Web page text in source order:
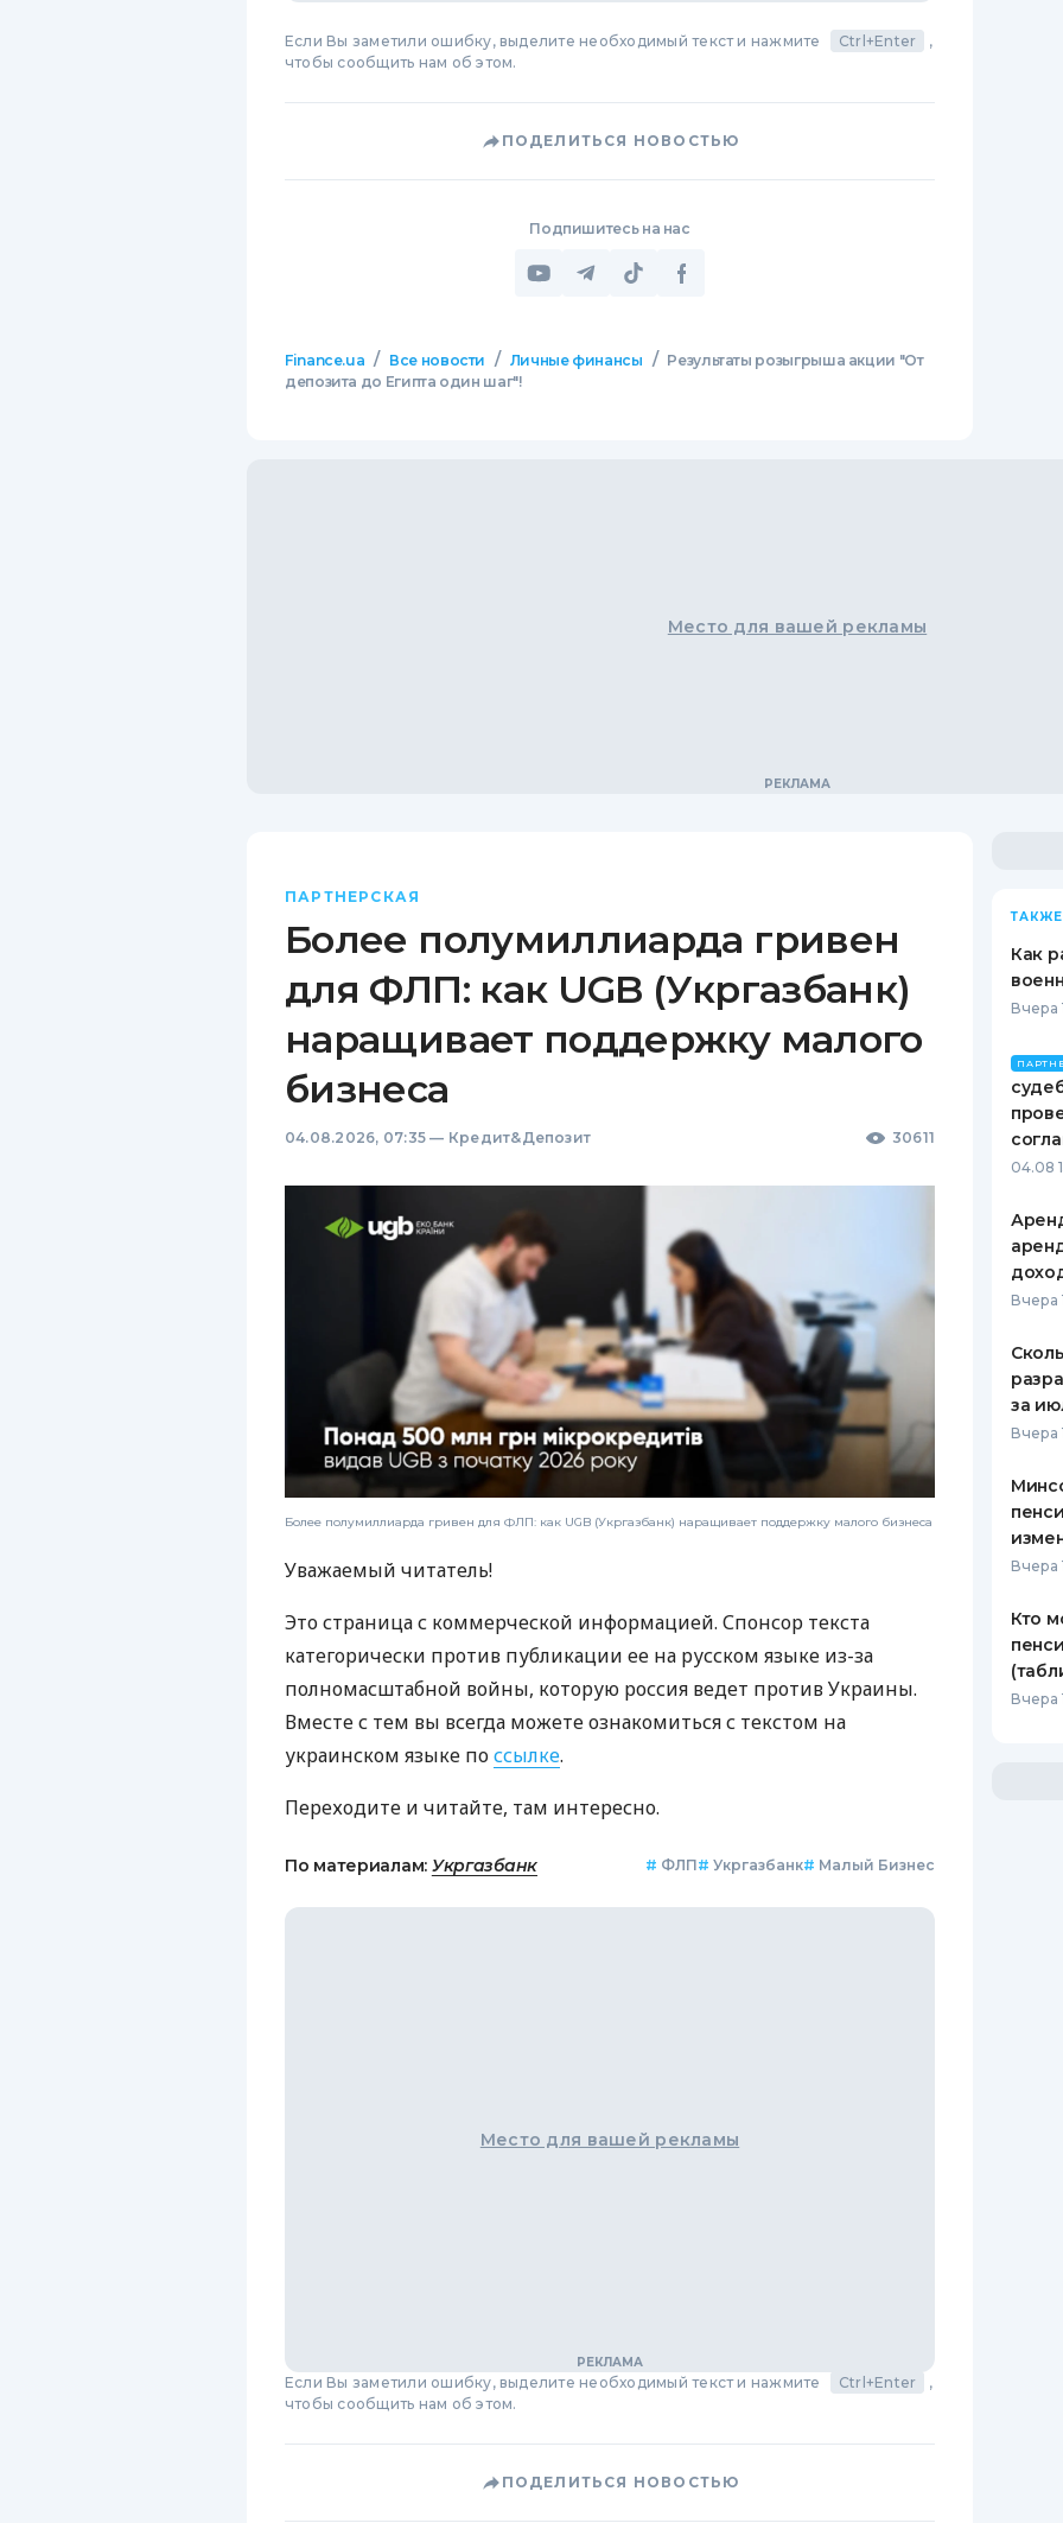
Если Вы заметили ошибку, выделите необходимый текст и нажмите Ctrl+Enter
,
чтобы сообщить нам об этом.
ПОДЕЛИТЬСЯ НОВОСТЬЮ
Подпишитесь на нас
Finance.ua / Все новости / Личные финансы / Результаты розыгрыша акции "От
депозита до Египта один шаг"!
Место для вашей рекламы
ПАРТНЕРСКАЯ
Более полумиллиарда гривен
для ФЛП: как UGB (Укргазбанк)
наращивает поддержку малого
бизнеса
04.08.2026, 07:35 — Кредит&Депозит 30611
Более полумиллиарда гривен для ФЛП: как UGB (Укргазбанк) наращивает поддержку малого бизнеса
Уважаемый читатель!
Это страница с коммерческой информацией. Спонсор текста
категорически против публикации ее на русском языке из-за
полномасштабной войны, которую россия ведет против Украины.
Вместе с тем вы всегда можете ознакомиться с текстом на
украинском языке поссылке.
Переходите и читайте, там интересно.
По материалам: Укргазбанк # ФЛП# Укргазбанк# Малый Бизнес
Место для вашей рекламы
Если Вы заметили ошибку, выделите необходимый текст и нажмите Ctrl+Enter
,
чтобы сообщить нам об этом.
ПОДЕЛИТЬСЯ НОВОСТЬЮ
Как
Вчера
04.08
Вчера
за
Вчера
Вчера
Кто
Вчера